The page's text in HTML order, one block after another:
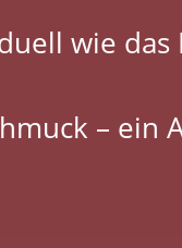
wie das
– ein